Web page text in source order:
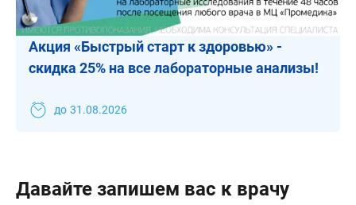
Акция «Быстрый старт к здоровью» -
скидка 25% на все лабораторные анализы!
до 31.08.2026
Давайте запишем вас к врачу